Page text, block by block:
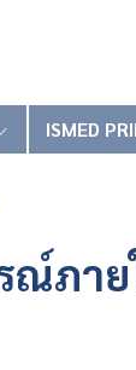
ISMED
ณ์ภา